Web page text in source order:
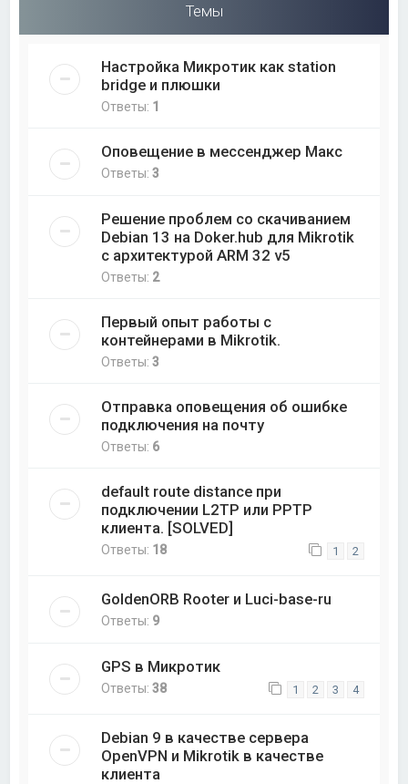
Темы
Настройка Микротик как station
bridge и плюшки
Ответы: 1
Оповещение в мессенджер Макс
Ответы:3
Решение проблем со скачиванием
Debian 13 на Doker.hub для Mikrotik
с архитектурой ARM 32 v5
Ответы: 2
Первый опыт работы с
контейнерами в Mikrotik.
Ответы:3
Отправка оповещения об ошибке
подключения на почту
Ответы: 6
default route distance при
подключении L2TP или PPTP
клиента. [SOLVED]
Ответы: 18 1 2
GoldenORB Rooter и Luci-base-ru
Ответы: 9
GPS в Микротик
Ответы:38 1 2 3 4
Debian 9 в качестве сервера
OpenVPN и Mikrotik в качестве
клиента